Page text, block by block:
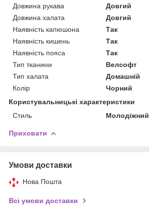
Довжина рукава
Довгий
Довжина халата
Довгий
Наявність капюшона
Так
Наявність кишень
Так
Наявність пояса
Так
Тип тканини
Велсофт
Тип халата
Домашній
Колір
Чорний
Користувальницькі характеристики
Стиль
Молодіжний
Приховати
Умови доставки
Нова Пошта
Всі умови доставки